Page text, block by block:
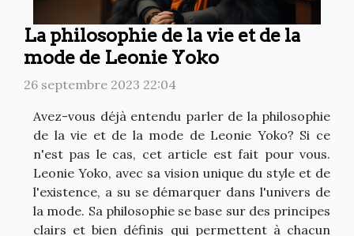
La philosophie de la vie et de la
mode de Leonie Yoko
26 septembre 2023 22:04
Avez-vous déjà entendu parler de la philosophie
de la vie et de la mode de Leonie Yoko? Si ce
n'est pas le cas, cet article est fait pour vous.
Leonie Yoko, avec sa vision unique du style et de
l'existence, a su se démarquer dans l'univers de
la mode. Sa philosophie se base sur des principes
clairs et bien définis qui permettent à chacun